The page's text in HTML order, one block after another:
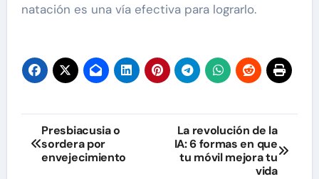
natación es una vía efectiva para lograrlo.
Navegación
de
Presbiacusia o
sordera por
envejecimiento
La revolución de la
IA: 6 formas en que
tu móvil mejora tu
vida